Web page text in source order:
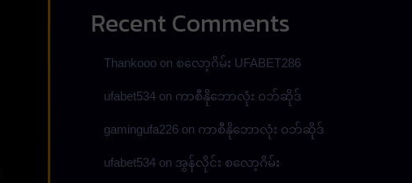
Recent Comments
Thankooo on စလော့ဂိမ်း UFABET286
ufabet534 on ကာစီနိုဘောလုံး ဝဘ်ဆိုဒ်
gamingufa226 on ကာစီနိုဘောလုံး ဝဘ်ဆိုဒ်
ufabet534 on အွန်လိုင်း စလော့ဂိမ်း